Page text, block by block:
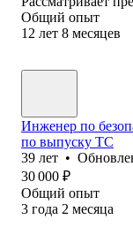
Общий опыт
12 лет 8 месяцев
Инженер по
по выпуску ТС
39 лет •
30 000 ₽
Общий опыт
3 года 2 месяца